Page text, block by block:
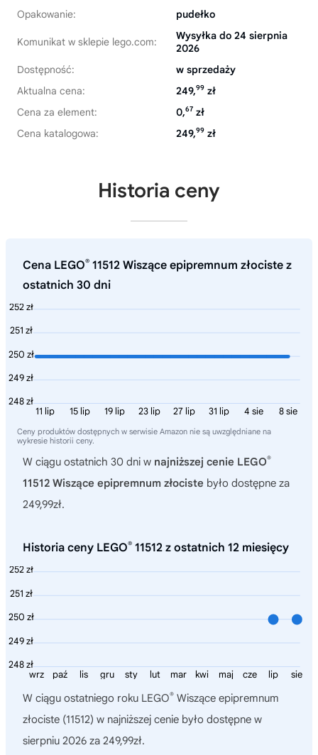
Opakowanie:
pudełko
Komunikat w sklepie lego.com:
Wysyłka do 24 sierpnia
2026
Dostępność:
w sprzedaży
Aktualna cena:
249,99 zł
Cena za element:
0,67 zł
Cena katalogowa:
249,99 zł
Historia ceny
Cena LEGO® 11512 Wiszące epipremnum złociste z
ostatnich 30 dni
252 zł
251 zł
250 zł
249 zł
248 zł
8 sie
4 sie
31 lip
27 lip
23 lip
19 lip
15 lip
11 lip
Ceny produktów dostępnych w serwisie Amazon nie są uwzględniane na
wykresie historii ceny.
W ciągu ostatnich 30 dni w najniższej cenie LEGO®
11512 Wiszące epipremnum złociste było dostępne za
249,99zł.
Historia ceny LEGO® 11512 z ostatnich 12 miesięcy
252 zł
251 zł
250 zł
249 zł
248 zł
sie
lip
cze
maj
kwi
mar
lut
sty
gru
lis
paź
wrz
W ciągu ostatniego roku LEGO® Wiszące epipremnum
złociste (11512) w najniższej cenie było dostępne w
sierpniu 2026 za 249,99zł.